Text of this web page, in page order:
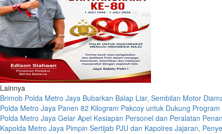
Lainnya
Brimob Polda Metro Jaya Bubarkan Balap Liar, Sembilan Motor
Polda Metro Jaya Panen 82 Kilogram Pakcoy untuk Dukung
Polda Metro Jaya Gelar Apel Kesiapan Personel dan Peralatan
Kapolda Metro Jaya Pimpin Sertijab PJU dan Kapolres Jajaran,